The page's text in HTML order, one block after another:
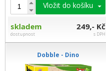
Vložit do košíku
skladem
dostupnost
249,- Kč
s DPH
Dobble - Dino